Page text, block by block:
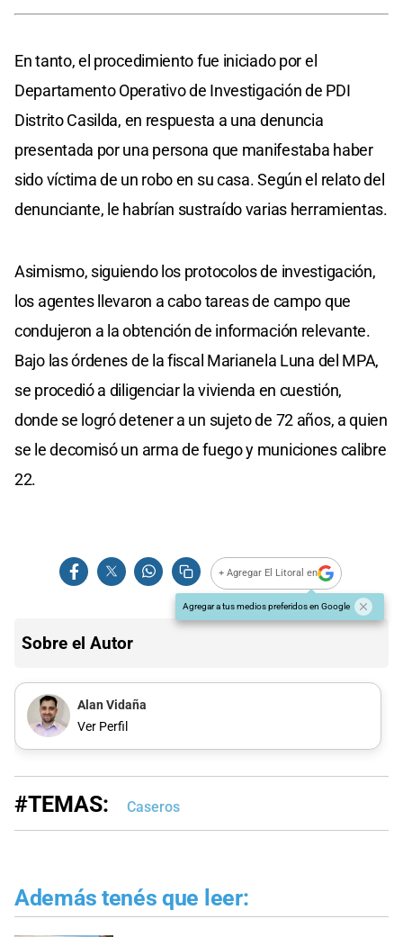
En tanto, el procedimiento fue iniciado por el
Departamento Operativo de Investigación de PDI
Distrito Casilda, en respuesta a una denuncia
presentada por una persona que manifestaba haber
sido víctima de un robo en su casa. Según el relato del
denunciante, le habrían sustraído varias herramientas.
Asimismo, siguiendo los protocolos de investigación,
los agentes llevaron a cabo tareas de campo que
condujeron a la obtención de información relevante.
Bajo las órdenes de la fiscal Marianela Luna del MPA,
se procedió a diligenciar la vivienda en cuestión,
donde se logró detener a un sujeto de 72 años, a quien
se le decomisó un arma de fuego y municiones calibre
22.
+ Agregar El Litoral en
Agregar a tus medios preferidos en Google
Sobre el Autor
Alan Vidaña
Ver Perfil
#TEMAS: Caseros
Además tenés que leer: